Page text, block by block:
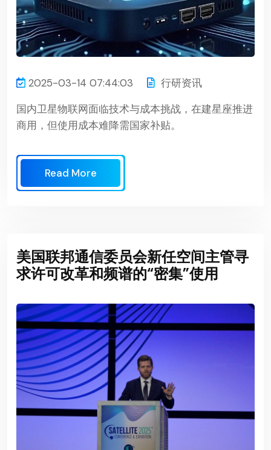
2025-03-14 07:44:03
行研资讯
国内卫星物联网面临技术与成本挑战，在建星座推进
商用，但使用成本难降需国家补贴。
Read More
美国联邦通信委员会新任空间主管寻
求许可改革和频谱的“密集”使用